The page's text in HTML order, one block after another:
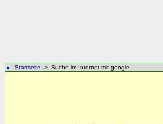
Startseite > Suche im Internet mit google